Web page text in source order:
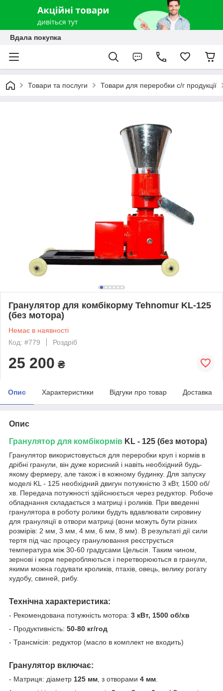
Вдала покупка
Товари та послуги Товари для переробки с/г продукції
Гранулятор для комбікорму Tehnomur KL-125
(без мотора)
Немає в наявності
Код: #779
Роздріб
25 200 ₴
Опис Характеристики Відгуки про товар Доставка
Опис
Гранулятор для комбікормів KL - 125 (без мотора)
Гранулятор використовується для переробки круп і кормів в
дрібні гранули, він дуже корисний і навіть необхідний будь-
якому фермеру, але також і в кожному будинку. Для запуску
моделі KL - 125 необхідний двигун потужністю 3 кВт, 1500 об/
хв. Передача потужності здійснюється через редуктор. Робоче
обладнання складається з матриці і роликів. При введенні
гранулятора в роботу ролики будуть вдавлювати сировину
для грануляції в отвори матриці (вони можуть бути різних
розмірів: 2 мм, 3 мм, 4 мм, 6 мм, 8 мм). В результаті дії сили
тертя під час процесу гранулювання реєструється
температура між 30-60 градусами Цельсія. Таким чином,
зернові і корм переробляються і перетворюються в гранули,
якими можна годувати кроликів, птахів, овець, велику рогату
худобу, свиней, рибу.
Технічна характеристика:
- Рекомендована потужність мотора: 3 кВт, 1500 об/хв
- Продуктивність: 50-80 кг/год
- Трансмісія: редуктор (масло в комплект не входить)
Гранулятор включає:
- Матриця: діаметр 125 мм , з отворами 4 мм